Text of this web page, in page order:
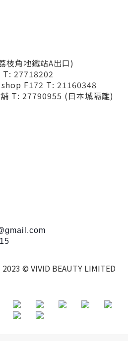
枝角地鐵站A出口)
T: 27718202
F172 T: 21160348
T: 27790955 (日本城隔離)
2023 © VIVID BEAUTY LIMITED